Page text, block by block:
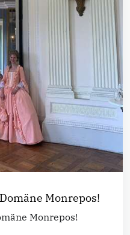
Monrepos!
Monrepos!